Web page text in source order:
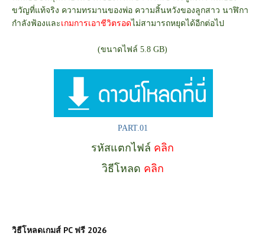
ขวัญที่แท้จริง ความทรมานของพ่อ ความสิ้นหวังของลูกสาว นาฬิกา
กำลังฟ้องและเกมการเอาชีวิตรอดไม่สามารถหยุดได้อีกต่อไป
(ขนาดไฟล์ 5.8 GB)
PART.01
รหัสแตกไฟล์ คลิก
วิธีโหลด คลิก
วิธีโหลดเกมส์ PC ฟรี 2026